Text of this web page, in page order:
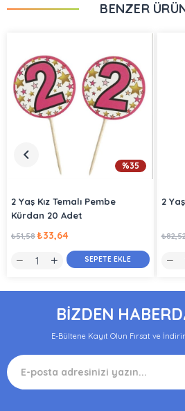
BENZER
2 Yaş Kız Temalı Pembe
Kürdan 20 Adet
₺33,64
₺51,58
SEPETE EKLE
%35
2
BİZDEN
E-Bültene Kayıt Olun Fırsat ve